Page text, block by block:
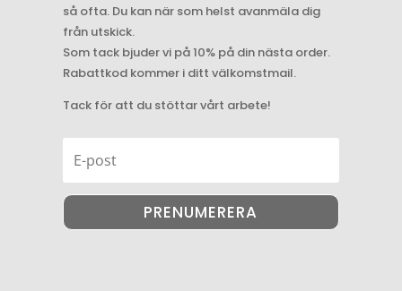
så ofta. Du kan när som helst avanmäla dig
från utskick.
Som tack bjuder vi på 10% på din nästa order.
Rabattkod kommer i ditt välkomstmail.
Tack för att du stöttar vårt arbete!
PRENUMERERA